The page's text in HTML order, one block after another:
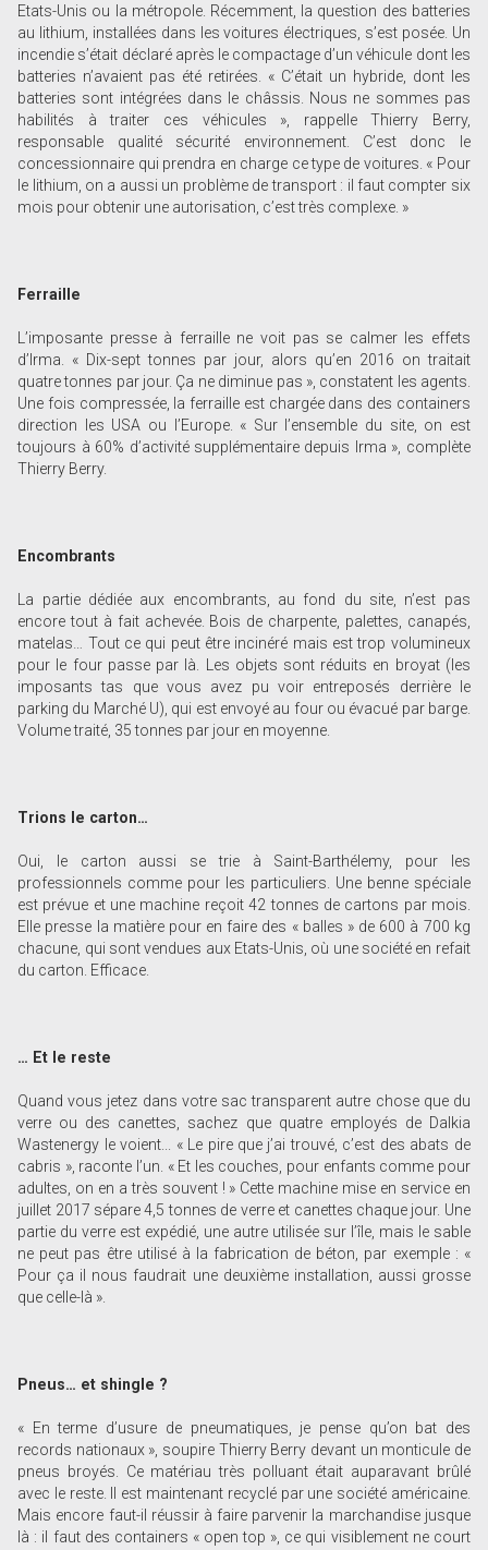
Etats-Unis ou la métropole. Récemment, la question des batteries
au lithium, installées dans les voitures électriques, s’est posée. Un
incendie s’était déclaré après le compactage d’un véhicule dont les
batteries n’avaient pas été retirées. « C’était un hybride, dont les
batteries sont intégrées dans le châssis. Nous ne sommes pas
habilités à traiter ces véhicules », rappelle Thierry Berry,
responsable qualité sécurité environnement. C’est donc le
concessionnaire qui prendra en charge ce type de voitures. « Pour
le lithium, on a aussi un problème de transport : il faut compter six
mois pour obtenir une autorisation, c’est très complexe. »
Ferraille
L’imposante presse à ferraille ne voit pas se calmer les effets
d’Irma. « Dix-sept tonnes par jour, alors qu’en 2016 on traitait
quatre tonnes par jour. Ça ne diminue pas », constatent les agents.
Une fois compressée, la ferraille est chargée dans des containers
direction les USA ou l’Europe. « Sur l’ensemble du site, on est
toujours à 60% d’activité supplémentaire depuis Irma », complète
Thierry Berry.
Encombrants
La partie dédiée aux encombrants, au fond du site, n’est pas
encore tout à fait achevée. Bois de charpente, palettes, canapés,
matelas… Tout ce qui peut être incinéré mais est trop volumineux
pour le four passe par là. Les objets sont réduits en broyat (les
imposants tas que vous avez pu voir entreposés derrière le
parking du Marché U), qui est envoyé au four ou évacué par barge.
Volume traité, 35 tonnes par jour en moyenne.
Trions le carton…
Oui, le carton aussi se trie à Saint-Barthélemy, pour les
professionnels comme pour les particuliers. Une benne spéciale
est prévue et une machine reçoit 42 tonnes de cartons par mois.
Elle presse la matière pour en faire des « balles » de 600 à 700 kg
chacune, qui sont vendues aux Etats-Unis, où une société en refait
du carton. Efficace.
… Et le reste
Quand vous jetez dans votre sac transparent autre chose que du
verre ou des canettes, sachez que quatre employés de Dalkia
Wastenergy le voient... « Le pire que j’ai trouvé, c’est des abats de
cabris », raconte l’un. « Et les couches, pour enfants comme pour
adultes, on en a très souvent ! » Cette machine mise en service en
juillet 2017 sépare 4,5 tonnes de verre et canettes chaque jour. Une
partie du verre est expédié, une autre utilisée sur l’île, mais le sable
ne peut pas être utilisé à la fabrication de béton, par exemple : «
Pour ça il nous faudrait une deuxième installation, aussi grosse
que celle-là ».
Pneus… et shingle ?
« En terme d’usure de pneumatiques, je pense qu’on bat des
records nationaux », soupire Thierry Berry devant un monticule de
pneus broyés. Ce matériau très polluant était auparavant brûlé
avec le reste. Il est maintenant recyclé par une société américaine.
Mais encore faut-il réussir à faire parvenir la marchandise jusque
là : il faut des containers « open top », ce qui visiblement ne court